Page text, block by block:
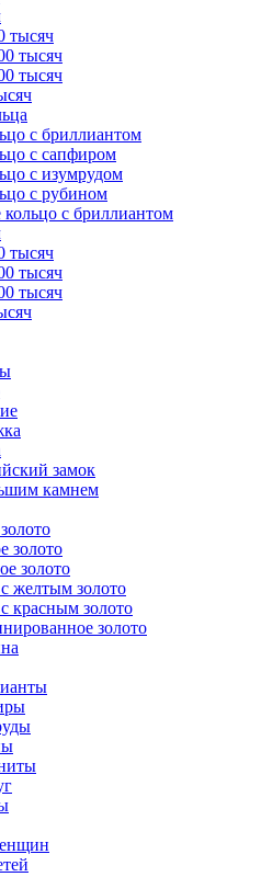
тысяч
тысяч
тысяч
с бриллиантом
с сапфиром
с изумрудом
с рубином
с бриллиантом
тысяч
тысяч
тысяч
замок
камнем
золото
золото
желтым золото
красным золото
золото